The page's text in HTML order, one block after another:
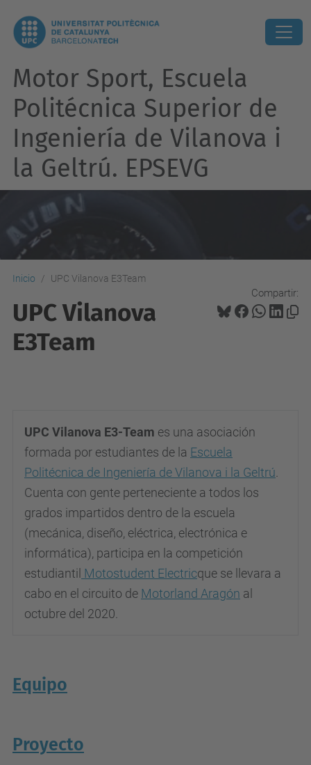
Motor Sport, Escuela
Politécnica Superior de
Ingeniería de Vilanova i
la Geltrú. EPSEVG
Inicio UPC Vilanova E3Team
Compartir:
UPC Vilanova
E3Team
UPC Vilanova E3-Team es una asociación
formada por estudiantes de la Escuela
Politécnica de Ingeniería de Vilanova i la Geltrú
Cuenta con gente perteneciente a todos los
grados impartidos dentro de la escuela
(mecánica, diseño, eléctrica, electrónica e
informática), participa en la competición
estudiantil Motostudent Electricque se llevara a
cabo en el circuito de Motorland Aragón al
octubre del 2020.
Equipo
Proyecto